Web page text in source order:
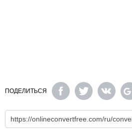
ПОДЕЛИТЬСЯ